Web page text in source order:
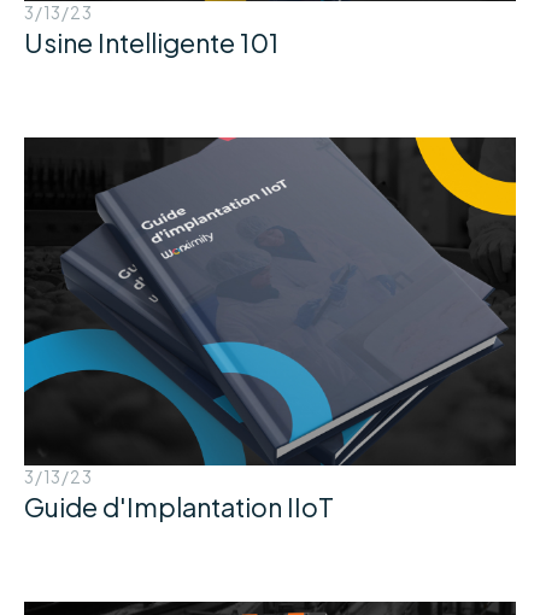
3/13/23
Usine Intelligente 101
3/13/23
Guide d'Implantation IIoT